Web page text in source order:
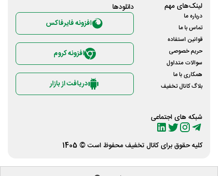
لینک‌های مهم
درباره ما
تماس با ما
قوانین استفاده
حریم خصوصی
سوالات متداول
همکاری با ما
بلاگ کانال تخفیف
شبکه های اجتماعی
دانلود‌ها
افزونه فایرفاکس
افزونه کروم
دریافت از بازار
کلیه حقوق برای کانال تخفیفمحفوظ است © 1405